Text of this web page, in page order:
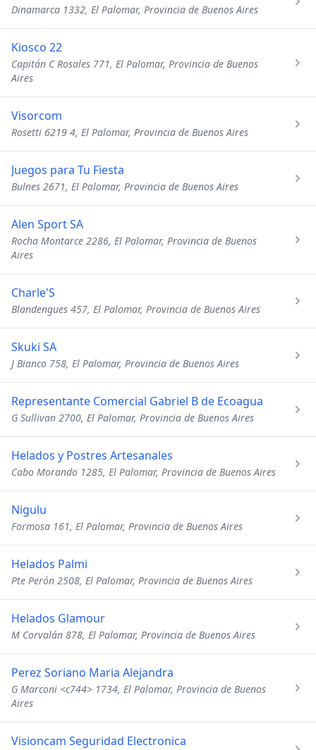
Dinamarca 1332, El Palomar, Provincia de Buenos Aires
Kiosco 22
Capitán C Rosales 771, El Palomar, Provincia de Buenos
Aires
Visorcom
Rosetti 6219 4, El Palomar, Provincia de Buenos Aires
Juegos para Tu Fiesta
Bulnes 2671, El Palomar, Provincia de Buenos Aires
Alen Sport SA
Rocha Montarce 2286, El Palomar, Provincia de Buenos
Aires
Charle'S
Blandengues 457, El Palomar, Provincia de Buenos Aires
Skuki SA
J Bianco 758, El Palomar, Provincia de Buenos Aires
Representante Comercial Gabriel B de Ecoagua
G Sullivan 2700, El Palomar, Provincia de Buenos Aires
Helados y Postres Artesanales
Cabo Morando 1285, El Palomar, Provincia de Buenos Aires
Nigulu
Formosa 161, El Palomar, Provincia de Buenos Aires
Helados Palmi
Pte Perón 2508, El Palomar, Provincia de Buenos Aires
Helados Glamour
M Corvalán 878, El Palomar, Provincia de Buenos Aires
Perez Soriano Maria Alejandra
G Marconi <c744> 1734, El Palomar, Provincia de Buenos
Aires
Visioncam Seguridad Electronica